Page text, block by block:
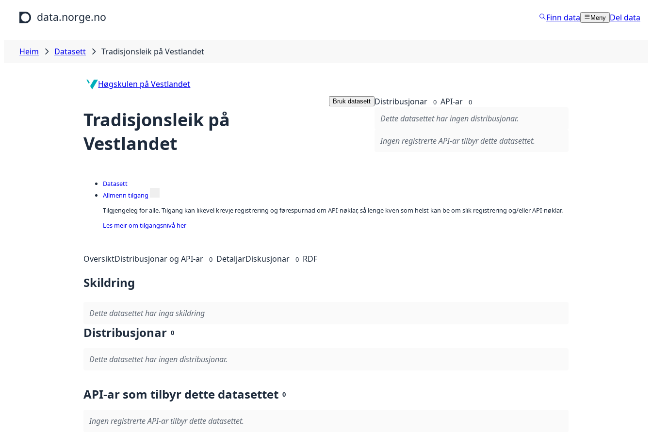
Hopp til hovudinnhald
data.norge.no Finn data Meny Del data
Heim Datasett Tradisjonsleik på Vestlandet
Høgskulen på Vestlandet
Tradisjonsleik på
Vestlandet
Bruk datasett Distribusjonar 0 API-ar 0
Dette datasettet har ingen distribusjonar.
Ingen registrerte API-ar tilbyr dette datasettet.
Datasett
Allmenn tilgang
Tilgjengeleg for alle. Tilgang kan likevel krevje registrering og førespurnad om API-nøklar, så lenge kven som helst kan be om slik registrering og/eller API-nøklar.
Les meir om tilgangsnivå her
OversiktDistribusjonar og API-ar 0 DetaljarDiskusjonar 0 RDF
Skildring
Dette datasettet har inga skildring
Distribusjonar 0
Dette datasettet har ingen distribusjonar.
API-ar som tilbyr dette datasettet 0
Ingen registrerte API-ar tilbyr dette datasettet.